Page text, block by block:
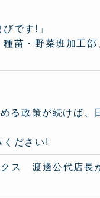
です!」
苗・野菜班加工部
る政策が続けば、
ください!
ス 渡邊公代店長